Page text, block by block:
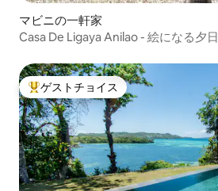
マビニの一軒家
Casa De Ligaya Anilao - 絵になる夕日
大好評のゲストチョイスです。
ゲストチョイス